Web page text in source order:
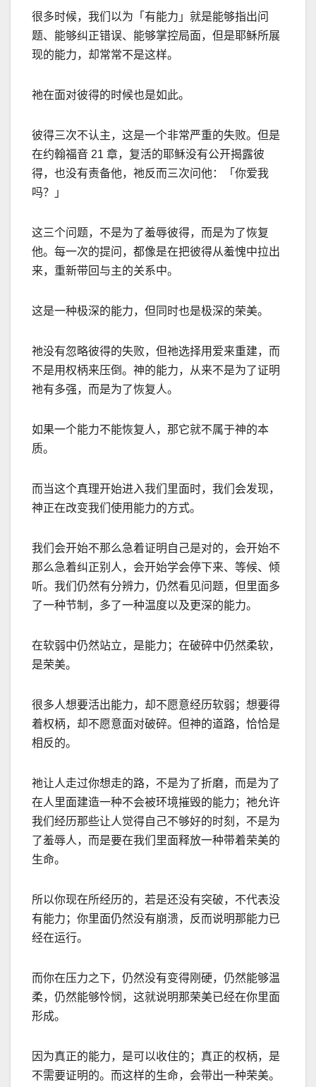
很多时候，我们以为「有能力」就是能够指出问
题、能够纠正错误、能够掌控局面，但是耶稣所展
现的能力，却常常不是这样。
祂在面对彼得的时候也是如此。
彼得三次不认主，这是一个非常严重的失败。但是
在约翰福音 21 章，复活的耶稣没有公开揭露彼
得，也没有责备他，祂反而三次问他：「你爱我
吗？」
这三个问题，不是为了羞辱彼得，而是为了恢复
他。每一次的提问，都像是在把彼得从羞愧中拉出
来，重新带回与主的关系中。
这是一种极深的能力，但同时也是极深的荣美。
祂没有忽略彼得的失败，但祂选择用爱来重建，而
不是用权柄来压倒。神的能力，从来不是为了证明
祂有多强，而是为了恢复人。
如果一个能力不能恢复人，那它就不属于神的本
质。
而当这个真理开始进入我们里面时，我们会发现，
神正在改变我们使用能力的方式。
我们会开始不那么急着证明自己是对的，会开始不
那么急着纠正别人，会开始学会停下来、等候、倾
听。我们仍然有分辨力，仍然看见问题，但里面多
了一种节制，多了一种温度以及更深的能力。
在软弱中仍然站立，是能力；在破碎中仍然柔软，
是荣美。
很多人想要活出能力，却不愿意经历软弱；想要得
着权柄，却不愿意面对破碎。但神的道路，恰恰是
相反的。
祂让人走过你想走的路，不是为了折磨，而是为了
在人里面建造一种不会被环境摧毁的能力；祂允许
我们经历那些让人觉得自己不够好的时刻，不是为
了羞辱人，而是要在我们里面释放一种带着荣美的
生命。
所以你现在所经历的，若是还没有突破，不代表没
有能力；你里面仍然没有崩溃，反而说明那能力已
经在运行。
而你在压力之下，仍然没有变得刚硬，仍然能够温
柔，仍然能够怜悯，这就说明那荣美已经在你里面
形成。
因为真正的能力，是可以收住的；真正的权柄，是
不需要证明的。而这样的生命，会带出一种荣美。